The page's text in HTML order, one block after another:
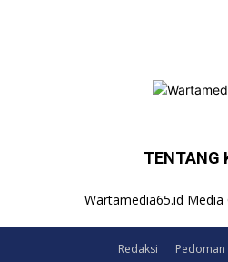
TENTANG
Wartamedia65.id
Redaksi